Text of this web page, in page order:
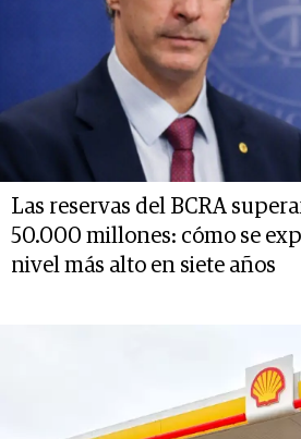
Las reservas del BCRA
50.000 millones: cómo se
nivel más alto en siete años